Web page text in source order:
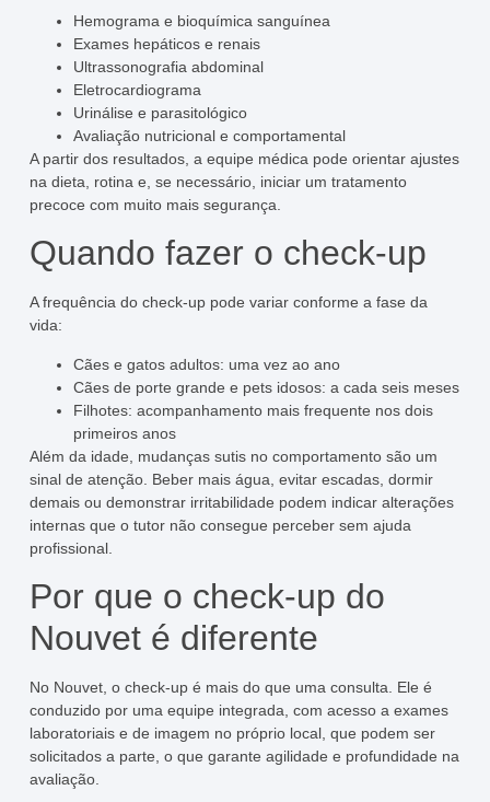
Hemograma e bioquímica sanguínea
Exames hepáticos e renais
Ultrassonografia abdominal
Eletrocardiograma
Urinálise e parasitológico
Avaliação nutricional e comportamental
A partir dos resultados, a equipe médica pode orientar ajustes
na dieta, rotina e, se necessário, iniciar um tratamento
precoce com muito mais segurança.
Quando fazer o check-up
A frequência do check-up pode variar conforme a fase da
vida:
Cães e gatos adultos: uma vez ao ano
Cães de porte grande e pets idosos: a cada seis meses
Filhotes: acompanhamento mais frequente nos dois
primeiros anos
Além da idade, mudanças sutis no comportamento são um
sinal de atenção. Beber mais água, evitar escadas, dormir
demais ou demonstrar irritabilidade podem indicar alterações
internas que o tutor não consegue perceber sem ajuda
profissional.
Por que o check-up do
Nouvet é diferente
No Nouvet, o check-up é mais do que uma consulta. Ele é
conduzido por uma equipe integrada, com acesso a exames
laboratoriais e de imagem no próprio local, que podem ser
solicitados a parte, o que garante agilidade e profundidade na
avaliação.